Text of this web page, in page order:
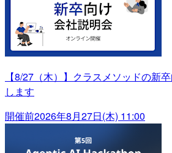
【8/27（木）】クラスメソッドの新
します
開催前2026年8月27日(木) 11:00